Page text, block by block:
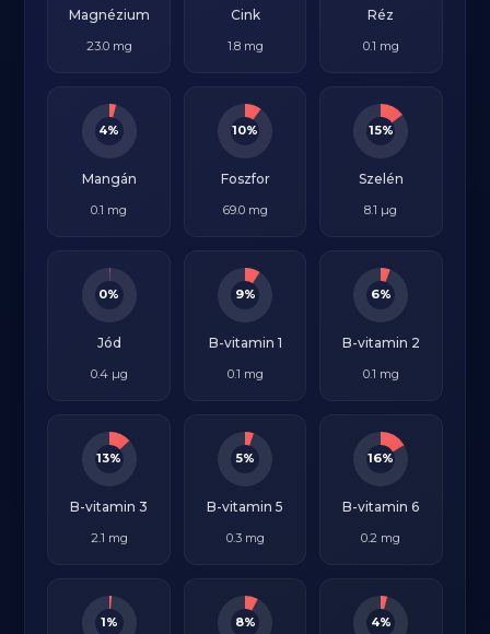
Magnézium
23.0 mg
Cink
1.8 mg
Réz
0.1 mg
4%
Mangán
0.1 mg
10%
Foszfor
69.0 mg
15%
Szelén
8.1 µg
0%
Jód
0.4 µg
9%
B-vitamin 1
0.1 mg
6%
B-vitamin 2
0.1 mg
13%
B-vitamin 3
2.1 mg
5%
B-vitamin 5
0.3 mg
16%
B-vitamin 6
0.2 mg
1% 8% 4%